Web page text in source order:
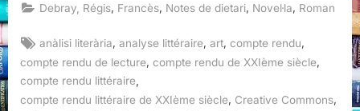
Debray, Régis Francès Notes de dietari Novel·la Roman
Tags:
anàlisi literària ,analyse littéraire ,art ,compte rendu
compte rendu de lecture compte rendu de XXIème siècle
compte rendu littéraire
compte rendu littéraire de XXIème siècle, Creative Commons,